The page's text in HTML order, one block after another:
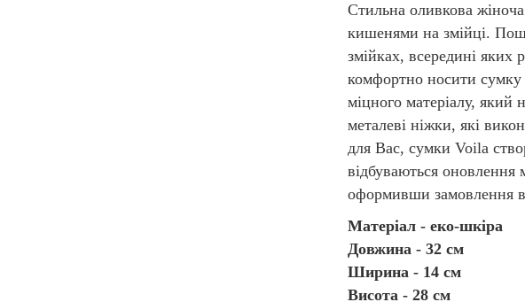
Стильна оливкова
кишенями на змійці.
змійках, всередині
комфортно носити сумку
міцного матеріалу, який
металеві ніжки, які
для Вас, сумки Voila
відбуваються
оформивши замовлення в
Матеріал - еко-шкіра
Довжина - 32 см
Ширина - 14 см
Висота - 28 см